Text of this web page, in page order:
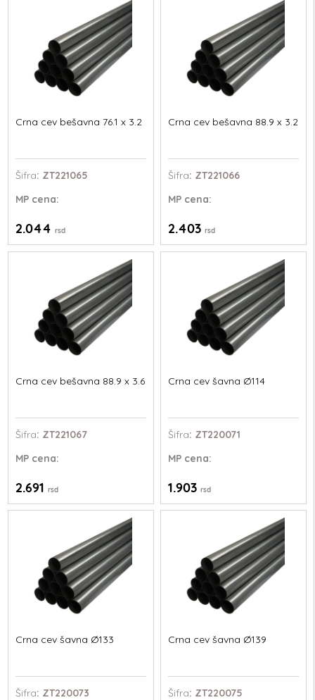
Crna cev bešavna 76.1 x 3.2
Šifra: ZT221065
MP cena:
2.044rsd
Crna cev bešavna 88.9 x 3.2
Šifra: ZT221066
MPcena:
2.403 rsd
Crna cev bešavna 88.9 x 3.6
Šifra: ZT221067
MP cena:
2.691rsd
Crna cev šavna Ø114
Šifra: ZT220071
MPcena:
1.903 rsd
Crna cev šavna Ø133
Šifra: ZT220073
Crna cev šavna Ø139
Šifra: ZT220075